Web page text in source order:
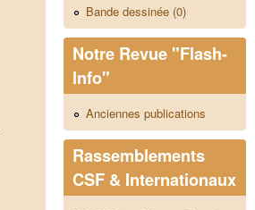
Bande dessinée (0)
Notre Revue "Flash-
Info"
Anciennes publications
Rassemblements
CSF & Internationaux